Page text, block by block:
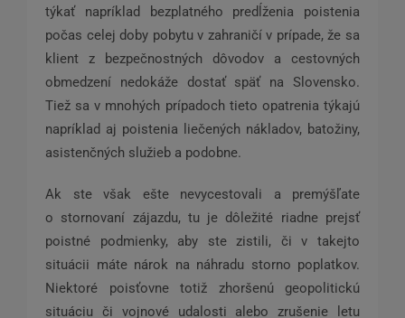
týkať napríklad bezplatného predĺženia poistenia
počas celej doby pobytu v zahraničí v prípade, že sa
klient z bezpečnostných dôvodov a cestovných
obmedzení nedokáže dostať späť na Slovensko.
Tiež sa v mnohých prípadoch tieto opatrenia týkajú
napríklad aj poistenia liečených nákladov, batožiny,
asistenčných služieb a podobne.
Ak ste však ešte nevycestovali a premýšľate
o stornovaní zájazdu, tu je dôležité riadne prejsť
poistné podmienky, aby ste zistili, či v takejto
situácii máte nárok na náhradu storno poplatkov.
Niektoré poisťovne totiž zhoršenú geopolitickú
situáciu či vojnové udalosti alebo zrušenie letu